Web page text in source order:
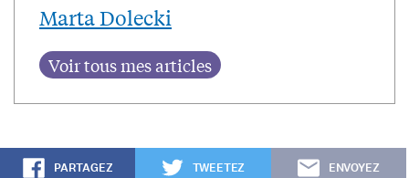
Marta Dolecki
PARTAGEZ TWEETEZ ENVOYEZ